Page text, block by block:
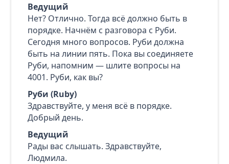
Ведущий
Нет? Отлично. Тогда всё должно быть в
порядке. Начнём с разговора с Руби.
Сегодня много вопросов. Руби должна
быть на линии пять. Пока вы соединяете
Руби, напомним — шлите вопросы на
4001. Руби, как вы?
Руби (Ruby)
Здравствуйте, у меня всё в порядке.
Добрый день.
Ведущий
Рады вас слышать. Здравствуйте,
Людмила.